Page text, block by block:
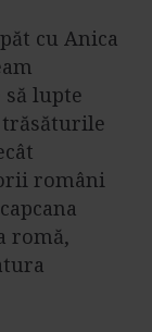
cu Anica
să lupte
români
romă,